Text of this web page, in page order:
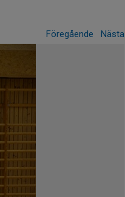
Föregående Nästa